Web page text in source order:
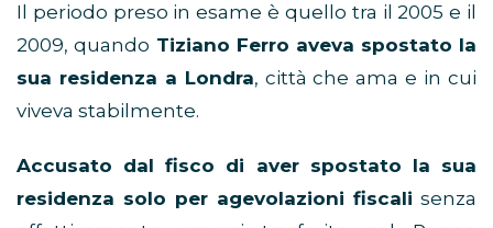
Il periodo preso in esame è quello tra il 2005 e il
2009, quando Tiziano Ferro aveva spostato la
sua residenza a Londra, città che ama e in cui
viveva stabilmente.
Accusato dal fisco di aver spostato la sua
residenza solo per agevolazioni fiscali senza